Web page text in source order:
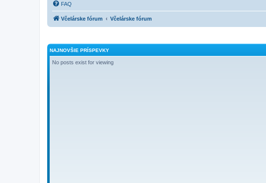
FAQ
Včelárske fórum Včelárske fórum
NAJNOVŠIE PRÍSPEVKY
No posts exist for viewing